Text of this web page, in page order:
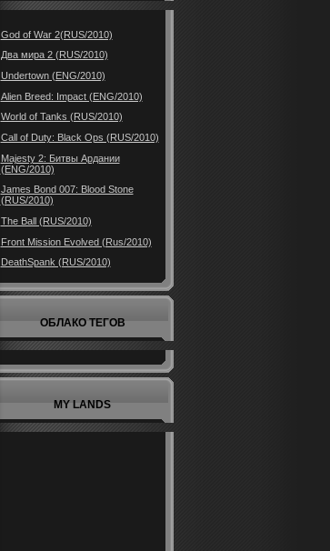
God of War 2(RUS/2010)
Два мира 2 (RUS/2010)
Undertown (ENG/2010)
Alien Breed: Impact (ENG/2010)
World of Tanks (RUS/2010)
Call of Duty: Black Ops (RUS/2010)
Majesty 2: Битвы Ардании
(ENG/2010)
James Bond 007: Blood Stone
(RUS/2010)
The Ball (RUS/2010)
Front Mission Evolved (Rus/2010)
DeathSpank (RUS/2010)
ОБЛАКО ТЕГОВ
MY LANDS